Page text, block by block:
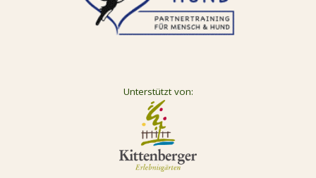
Unterstützt von: